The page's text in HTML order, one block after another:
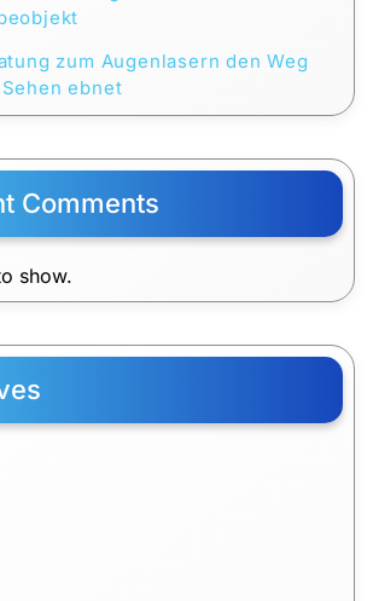
zum Augenlasern den Weg
ebnet
Comments
show.